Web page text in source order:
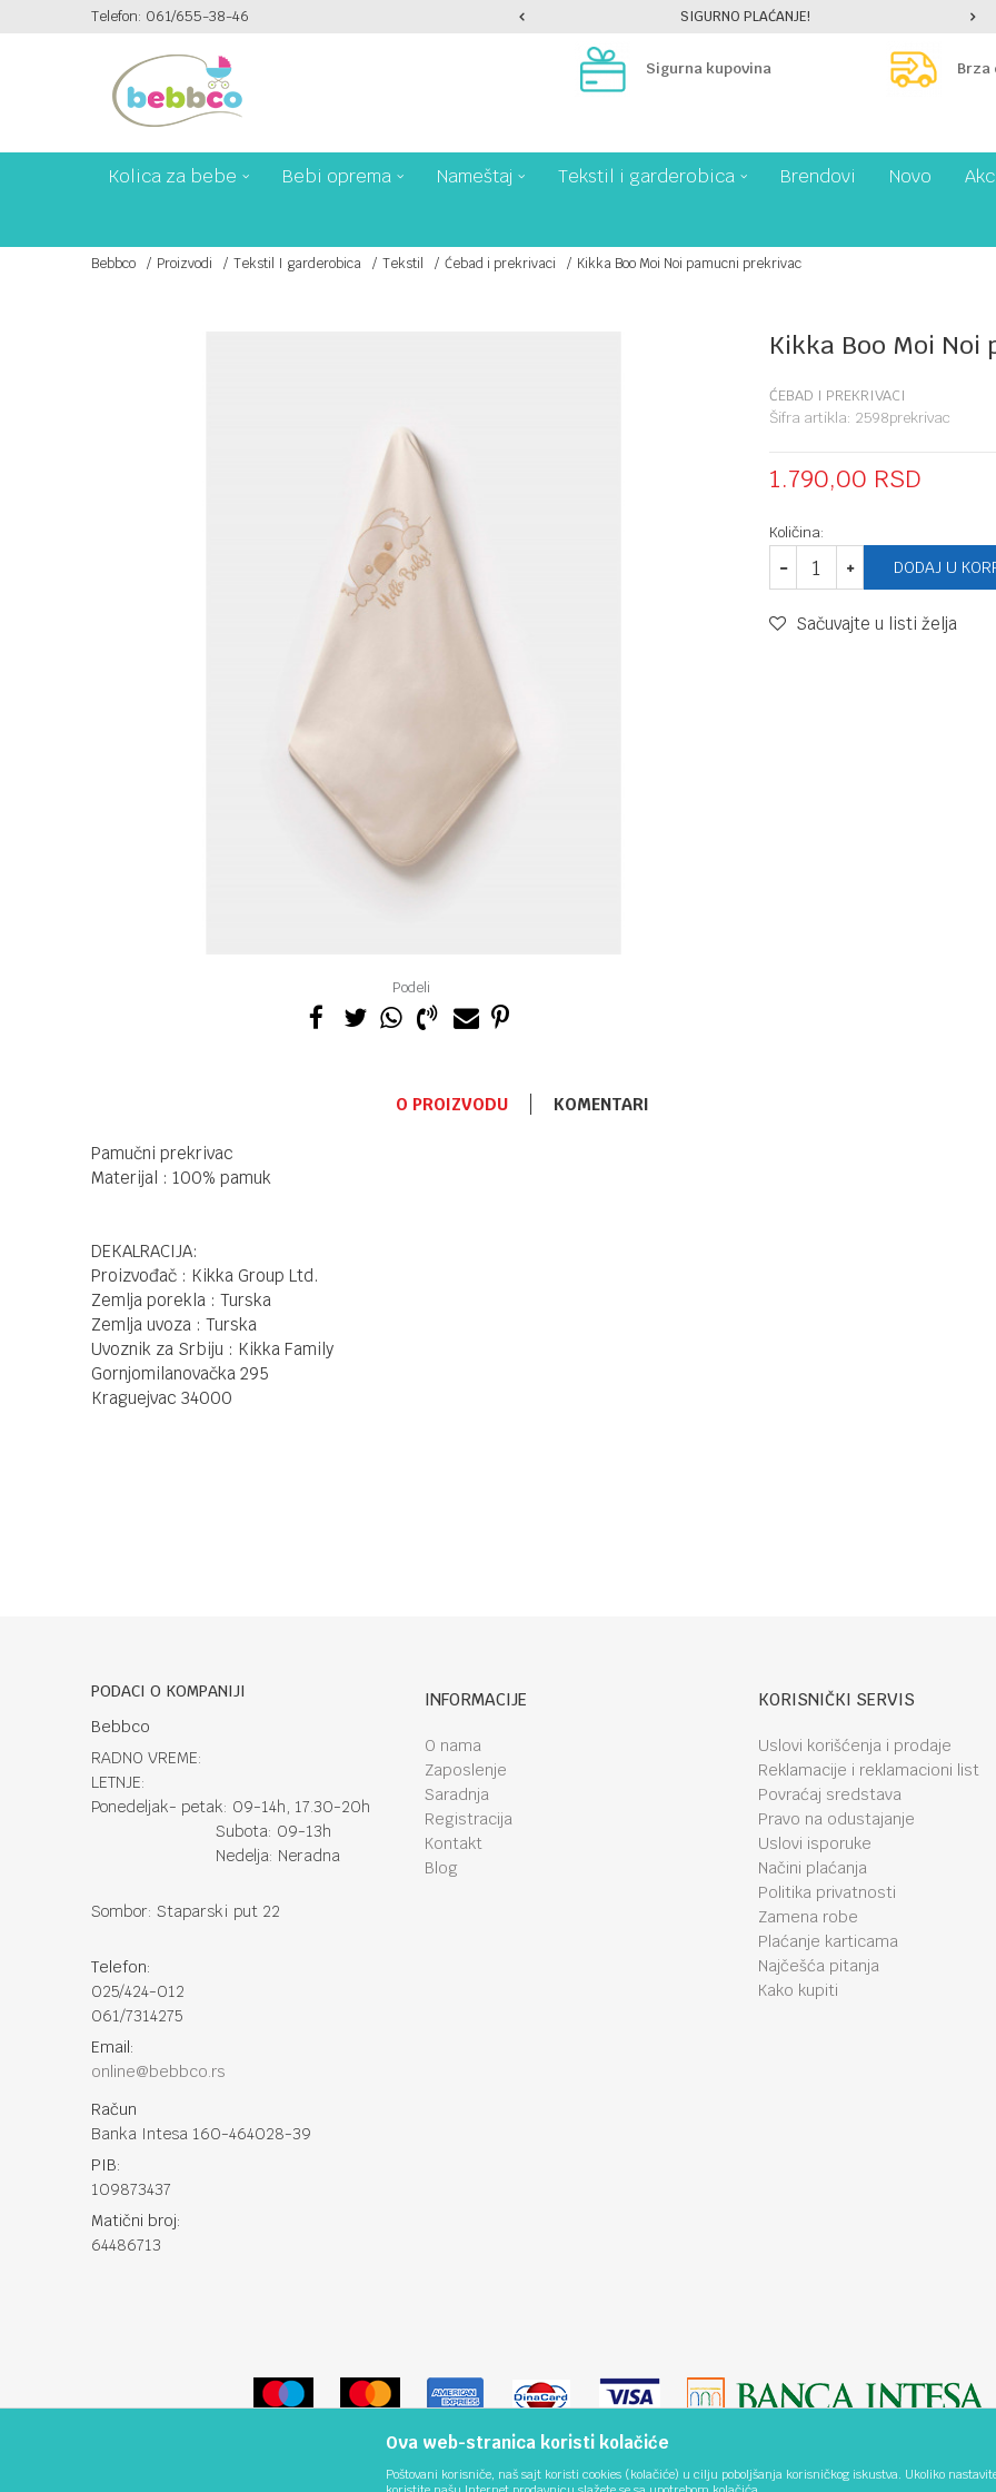
Telefon: 061/655-38-46PLAĆANJE PLATNIM KARTICAMA NA 6 RATA! SIGURNO PLAĆANJE!
Sigurna kupovina Brza
Kolica za bebe Bebi oprema Nameštaj Tekstil i garderobica Brendovi Novo
Bebbco Proizvodi Tekstil I garderobica Tekstil Ćebad i prekrivaci Kikka Boo Moi Noi pamucni prekrivac
Podeli
Kikka Boo Moi
ĆEBAD I PREKRIVACI
Šifra artikla: 2598prekrivac
1.790,00 RSD
Količina:
DODAJ U
Sačuvajte u listi želja
O PROIZVODU KOMENTARI
Pamučni prekrivac
Materijal : 100% pamuk
DEKALRACIJA:
Proizvođač : Kikka Group Ltd.
Zemlja porekla : Turska
Zemlja uvoza : Turska
Uvoznik za Srbiju : Kikka Family
Gornjomilanovačka 295
Kraguejvac 34000
PODACI O KOMPANIJI
Bebbco
RADNO VREME:
LETNJE:
Ponedeljak- petak: 09-14h, 17.30-20h
Subota: 09-13h
Nedelja: Neradna
Sombor: Staparski put 22
Telefon:
025/424-012
061/7314275
Email:
online@bebbco.rs
Račun
Banka Intesa 160-464028-39
PIB:
109873437
Matični broj:
64486713
INFORMACIJE
O nama
Zaposlenje
Saradnja
Registracija
Kontakt
Blog
KORISNIČKI SERVIS
Uslovi korišćenja i prodaje
Reklamacije i reklamacioni list
Povraćaj sredstava
Pravo na odustajanje
Uslovi isporuke
Načini plaćanja
Politika privatnosti
Zamena robe
Plaćanje karticama
Najčešća pitanja
Kako kupiti
Ova web-stranica koristi kolačiće
Poštovani korisniče, naš sajt koristi cookies (kolačiće) u cilju poboljšanja korisničkog iskustva. Ukoliko